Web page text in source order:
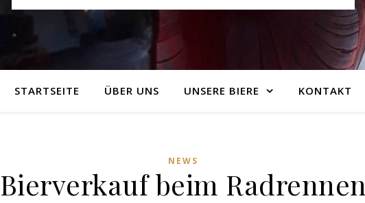
STARTSEITE ÜBER UNS UNSERE BIERE KONTAKT
NEWS
Bierverkauf beim Radrennen